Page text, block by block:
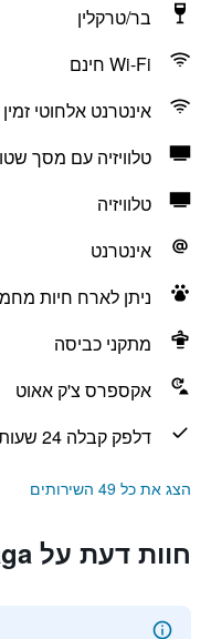
בר/טרקלין
Wi-Fi חינם
אינטרנט אלחוטי
טלוויזיה עם מסך
טלוויזיה
אינטרנט
ניתן לארח חיות
מתקני כביסה
אקספרס צ'ק אאוט
דלפק קבלה 24 שעות ביממה
הצג את כל 49 השירותים
חוות דעת על Go Hotel Saga